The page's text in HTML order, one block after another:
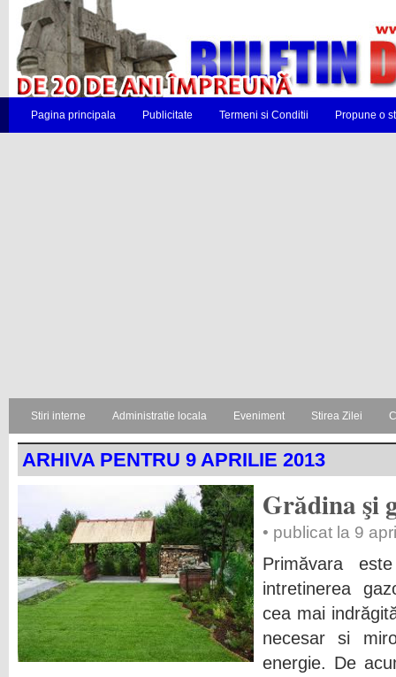
Pagina principala Publicitate Termeni si Conditii Propune o
Stiri interne Administratie locala Eveniment Stirea Zilei
ARHIVA PENTRU 9 APRILIE 2013
Grădina şi
• publicat la 9
Primăvara
intretinerea
cea mai
necesar si
energie. De